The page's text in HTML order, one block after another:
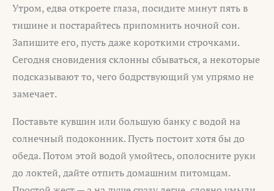
Утром, едва откроете глаза, посидите минут пять в
тишине и постарайтесь припомнить ночной сон.
Запишите его, пусть даже короткими строчками.
Сегодня сновидения склонны сбываться, а некоторые
подсказывают то, чего бодрствующий ум упрямо не
замечает.
Поставьте кувшин или большую банку с водой на
солнечный подоконник. Пусть постоит хотя бы до
обеда. Потом этой водой умойтесь, ополосните руки
до локтей, дайте отпить домашним питомцам.